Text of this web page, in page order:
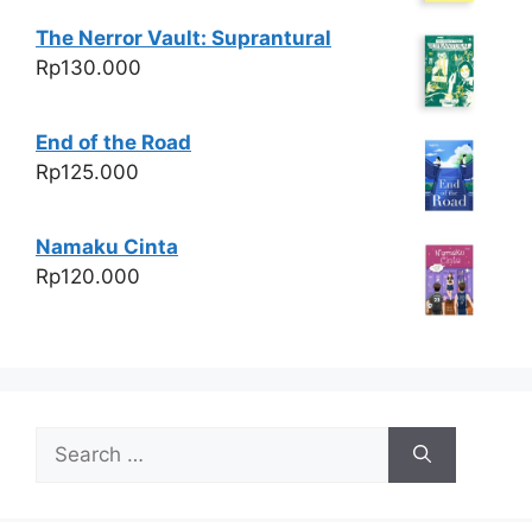
The Nerror Vault: Suprantural
Rp130.000
End of the Road
Rp125.000
Namaku Cinta
Rp120.000
for: